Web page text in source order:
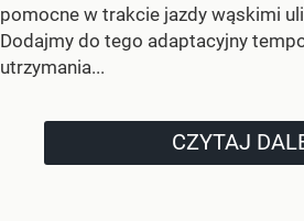
pomocne w trakcie jazdy wąskimi
Dodajmy do tego adaptacyjny
utrzymania...
CZYTAJ